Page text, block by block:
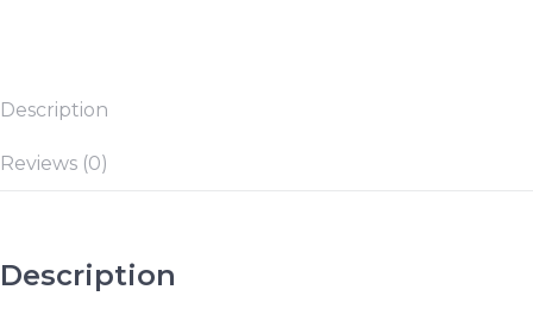
Description
Reviews (0)
Description